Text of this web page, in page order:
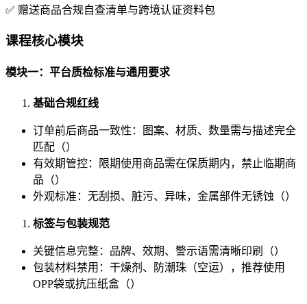
✅ 赠送商品合规自查清单与跨境认证资料包
课程核心模块
模块一：平台质检标准与通用要求
基础合规红线
订单前后商品一致性：图案、材质、数量需与描述完全
匹配（）
有效期管控：限期使用商品需在保质期内，禁止临期商
品（）
外观标准：无刮损、脏污、异味，金属部件无锈蚀（）
标签与包装规范
关键信息完整：品牌、效期、警示语需清晰印刷（）
包装材料禁用：干燥剂、防潮珠（空运），推荐使用
OPP袋或抗压纸盒（）